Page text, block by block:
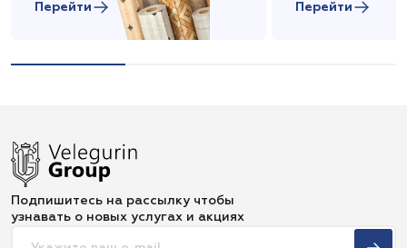
Перейти Перейти
Подпишитесь на рассылку чтобы
узнавать о новых услугах и акциях